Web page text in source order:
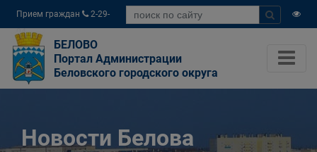
Прием граждан
2-29-
04
БЕЛОВО
Портал Администрации
Беловского городского округа
Новости Белова